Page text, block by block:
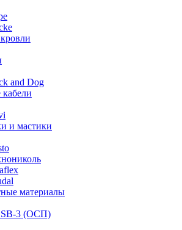
and Dog
и мастики
материалы
3 (ОСП)